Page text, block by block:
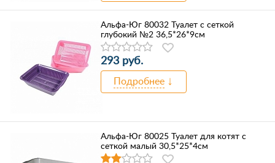
Альфа-Юг 80032 Туалет с сеткой
глубокий №2 36,5*26*9см
293 руб.
Подробнее
Альфа-Юг 80025 Туалет для котят с
сеткой малый 30,5*25*4см